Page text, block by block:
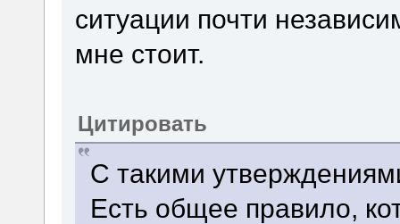
ситуации почти
мне стоит.
Цитировать
С такими
Есть общее правило,